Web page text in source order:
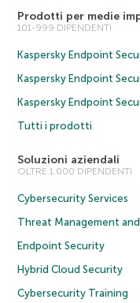
Prodotti per medie
101-999 DIPENDENTI
Kaspersky Endpoint
Kaspersky Endpoint
Kaspersky Endpoint
Tutti i prodotti
Soluzioni aziendali
OLTRE 1.000 DIPENDENTI
Cybersecurity Services
Threat Management
Endpoint Security
Hybrid Cloud Security
Cybersecurity Training